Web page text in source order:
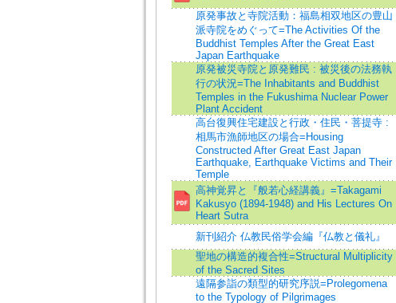
原発事故と寺院活動：福島相双地区の豊山
派寺院をめぐって=The Activities Of the
Buddhist Temples After the Great East
Japan Earthquake
原発被災寺院と原発難民 : 被災後の法務執
行の状況=The Inhabitants and Buddhist
Temples in the Fukushima Nuclear Power
Plant Accident
高台復興住宅建設と行政・住民・菩提寺 :
相馬市漁師地区の場合=Housing
Constructed After Great East Japan
Earthquake, Earthquake Victims and Their
Temple
高神覚昇と『般若心経講義』=Takagami
Kakusyo (1894-1948) and His Lectures On
Heart Sutra
新刊紹介 仏教民俗学会編『仏教と儀礼』
聖地の構造的複合性=Structural Multiplicity
of the Sacred Sites
遠隔参詣の類型的研究序説=Prolegomena
to the Typology of Pilgrimages